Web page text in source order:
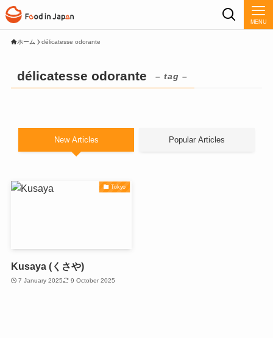
MENU
ホーム délicatesse odorante
délicatesse odorante – tag –
New Articles Popular Articles
Tokyo
Kusaya (くさや)
7 January 2025 9 October 2025